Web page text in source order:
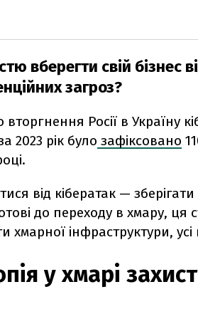
вберегти свій бізнес
загроз?
Росії в Україну
2023 рік було зафіксовано
від кібератак —
до переходу в хмару, ця
інфраструктури, усі
у хмарі